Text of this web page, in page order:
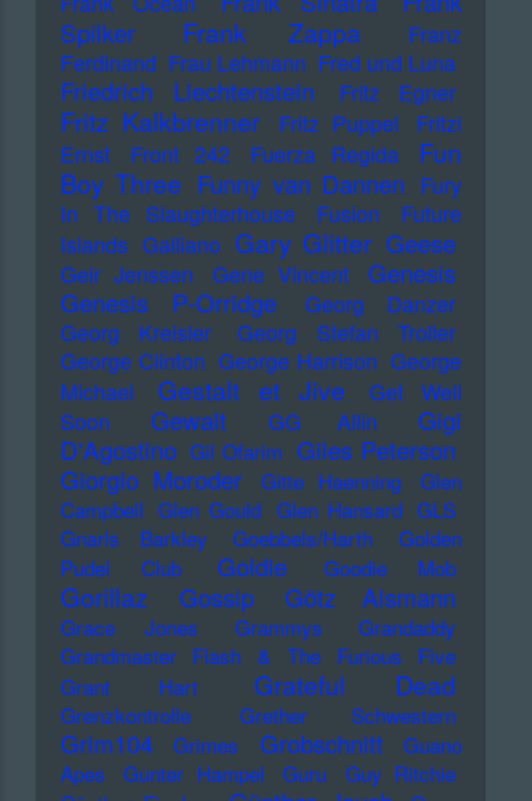
Spilker
Frank Zappa
Franz
Ferdinand Frau Lehmann Fred und Luna
Friedrich Liechtenstein Fritz Egner
Fritz Kalkbrenner Fritz Puppel
Fritzi
Ernst
Front 242 Fuerza Regida
Fun
Boy Three Funny van Dannen Fury
In The Slaughterhouse
Fusion
Future
Islands Galliano Gary Glitter Geese
Geir Jenssen Gene Vincent
Genesis
Genesis P-Orridge
Georg Danzer
Georg Kreisler
Georg Stefan Troller
George Clinton George Harrison George
Michael
Gestalt et Jive
Get Well
Soon
Gewalt GG Allin
Gigi
D'Agostino Gil Ofarim Giles Peterson
Giorgio Moroder
Gitte Haenning
Glen
Campbell Glen Gould Glen Hansard GLS
Gnarls Barkley
Goebbels/Harth
Golden
Pudel Club
Goldie Goodie Mob
Gorillaz Gossip Götz Alsmann
Grace Jones Grammys
Grandaddy
Grandmaster Flash & The Furious Five
Grant Hart
Grateful Dead
Grenzkontrolle Grether Schwestern
Grim104 Grimes Grobschnitt
Guano
Apes
Gunter Hampel Guru
Guy Ritchie